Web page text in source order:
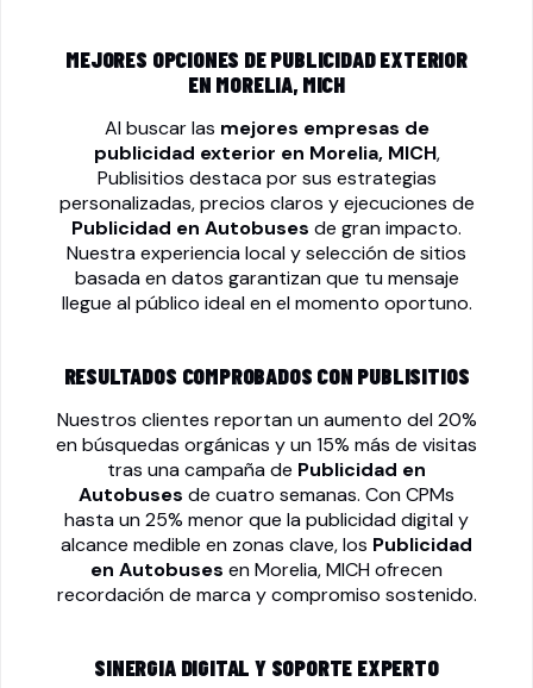
MEJORES OPCIONES DE PUBLICIDAD EXTERIOR
EN MORELIA, MICH
Al buscar las mejores empresas de
publicidad exterior en Morelia, MICH,
Publisitios destaca por sus estrategias
personalizadas, precios claros y ejecuciones de
Publicidad en Autobuses de gran impacto.
Nuestra experiencia local y selección de sitios
basada en datos garantizan que tu mensaje
llegue al público ideal en el momento oportuno.
RESULTADOS COMPROBADOS CON PUBLISITIOS
Nuestros clientes reportan un aumento del 20%
en búsquedas orgánicas y un 15% más de visitas
tras una campaña de Publicidad en
Autobuses de cuatro semanas. Con CPMs
hasta un 25% menor que la publicidad digital y
alcance medible en zonas clave, los Publicidad
en Autobuses en Morelia, MICH ofrecen
recordación de marca y compromiso sostenido.
SINERGIA DIGITAL Y SOPORTE EXPERTO